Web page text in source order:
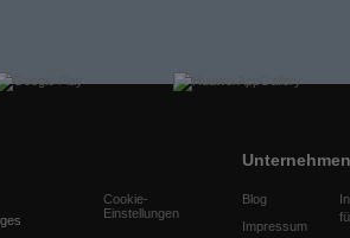
Cookie-
Einstellungen
Unternehmen
Blog
Impressum